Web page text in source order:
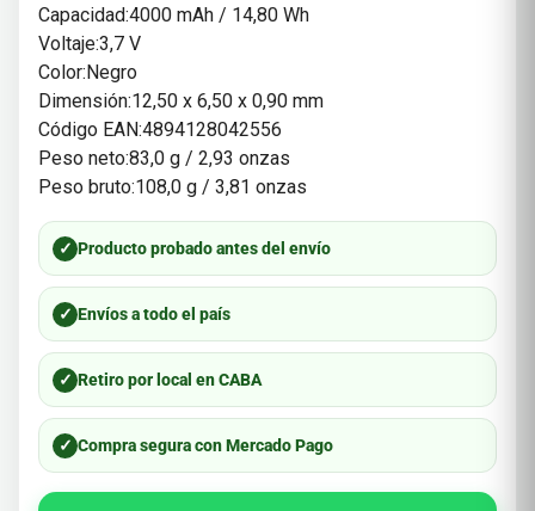
Capacidad:4000 mAh / 14,80 Wh
Voltaje:3,7 V
Color:Negro
Dimensión:12,50 x 6,50 x 0,90 mm
Código EAN:4894128042556
Peso neto:83,0 g / 2,93 onzas
Peso bruto:108,0 g / 3,81 onzas
✓ Producto probado antes del envío
✓ Envíos a todo el país
✓ Retiro por local en CABA
✓ Compra segura con Mercado Pago